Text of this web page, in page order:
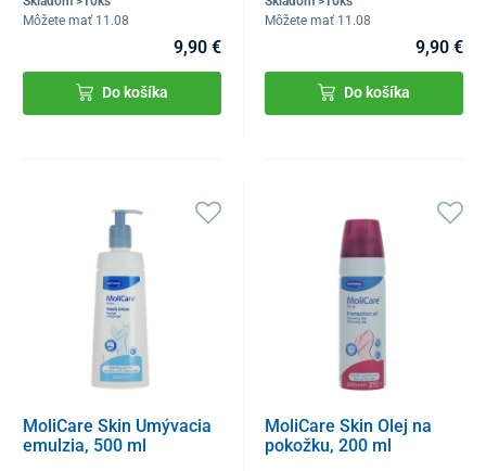
Môžete mať 11.08
9,90 €
Do košíka
Môžete mať 11.08
9,90 €
Do košíka
MoliCare Skin Umývacia
emulzia, 500 ml
MoliCare Skin Olej na
pokožku, 200 ml